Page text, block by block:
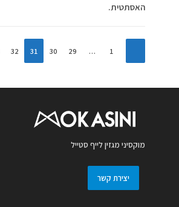
האסתטית.
1
…
29
30
31
32
מוקסיני מגזין לייף סטייל
יצירת קשר